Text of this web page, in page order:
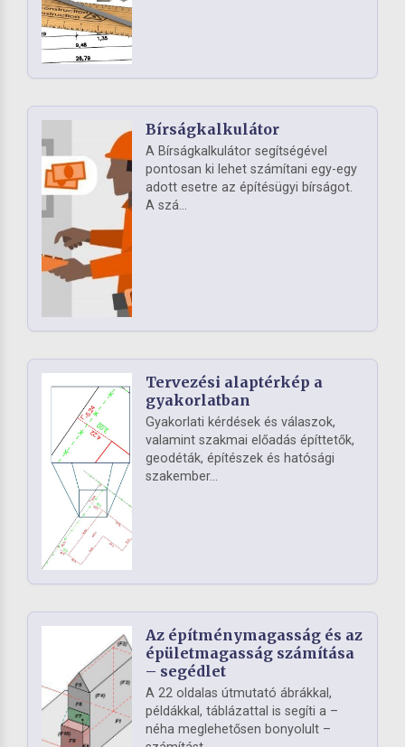
Bírságkalkulátor
A Bírságkalkulátor segítségével
pontosan ki lehet számítani egy-egy
adott esetre az építésügyi bírságot.
A szá...
Tervezési alaptérkép a
gyakorlatban
Gyakorlati kérdések és válaszok,
valamint szakmai előadás építtetők,
geodéták, építészek és hatósági
szakember...
Az építménymagasság és az
épületmagasság számítása
– segédlet
A 22 oldalas útmutató ábrákkal,
példákkal, táblázattal is segíti a –
néha meglehetősen bonyolult –